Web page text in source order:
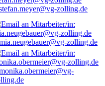
zolling.de
zolling.de